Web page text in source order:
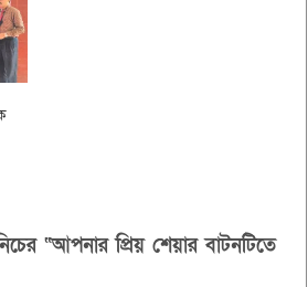
“আপনার প্রিয় শেয়ার বাটনটিতে